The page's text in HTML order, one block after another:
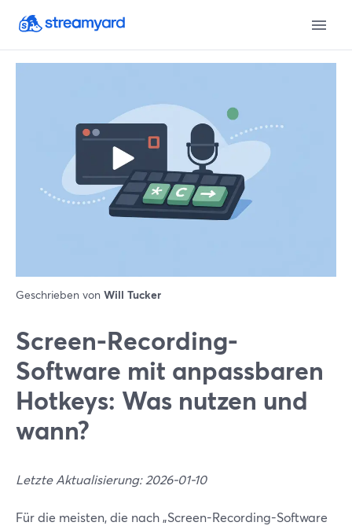
Geschrieben von Will Tucker
Screen-Recording-
Software mit anpassbaren
Hotkeys: Was nutzen und
wann?
Letzte Aktualisierung: 2026-01-10
Für die meisten, die nach „Screen-Recording-Software